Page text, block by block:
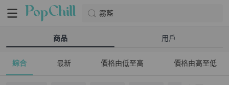
霧藍
商品 用戶
綜合 最新 價格由低至高 價格由高至低